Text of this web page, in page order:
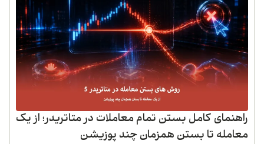
راهنمای کامل بستن تمام معاملات در متاتریدر؛ از یک
معامله تا بستن همزمان چند پوزیشن